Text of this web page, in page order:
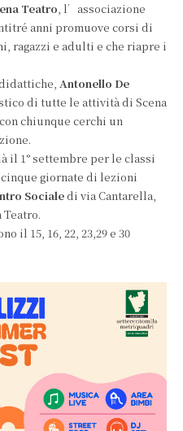
Teatro, l’associazione
anni promuove corsi di
ragazzi e adulti e che riapre i
Antonello De
di tutte le attività di Scena
chiunque cerchi un
il 1° settembre per le classi
giornate di lezioni
Socialedi via Cantarella,
Teatro.
il 15, 16, 22, 23,29 e 30